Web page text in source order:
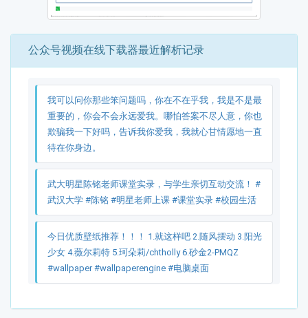
公众号视频在线下载器最近解析记录
我可以问你那些笨问题吗，你在不在乎我，我是不是最
重要的，你会不会永远爱我。哪怕答案不尽人意，你也
欺骗我一下好吗，告诉我你爱我，我就心甘情愿地一直
待在你身边。
武大明星陈铭老师课堂实录，与学生亲切互动交流！ #
武汉大学 #陈铭 #明星老师上课 #课堂实录 #校园生活
今日优质壁纸推荐！！！ 1.就这样吧 2.随风摆动 3.阳光
少女 4.薇尔莉特 5.珂朵莉/chtholly 6.砂金2-PMQZ
#wallpaper #wallpaperengine #电脑桌面